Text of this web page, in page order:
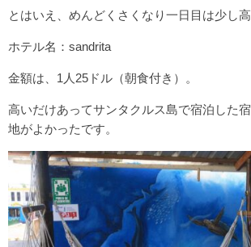
世界一周でおすすめの国ランキングをまとめ
とはいえ、めんどくさくなり一日目は少し高
ホテル名：sandrita
金額は、1人25ドル（朝食付き）。
高いだけあってサンタクルス島で宿泊した
地がよかったです。